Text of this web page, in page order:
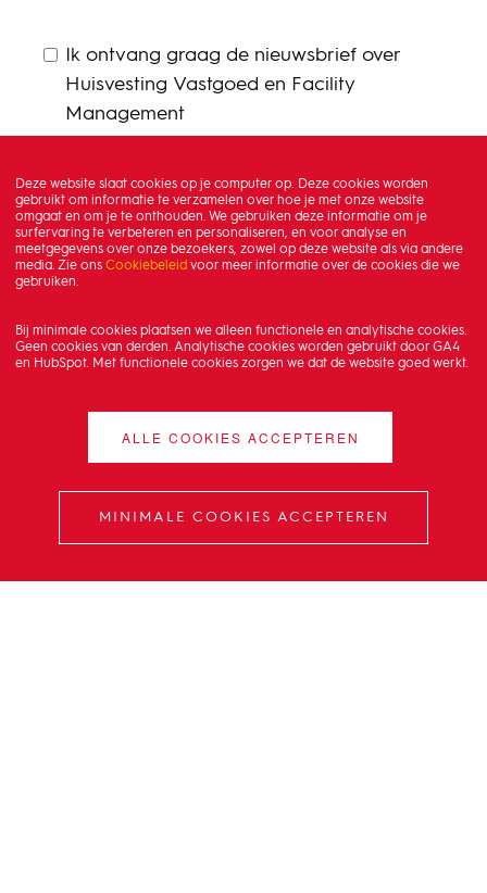
Deze website slaat cookies op je computer op. Deze cookies worden
gebruikt om informatie te verzamelen over hoe je met onze website
omgaat en om je te onthouden. We gebruiken deze informatie om je
surfervaring te verbeteren en personaliseren, en voor analyse en
meetgegevens over onze bezoekers, zowel op deze website als via andere
media. Zie ons Cookiebeleid voor meer informatie over de cookies die we
gebruiken.
Bij minimale cookies plaatsen we alleen functionele en analytische cookies.
Geen cookies van derden. Analytische cookies worden gebruikt door GA4
en HubSpot. Met functionele cookies zorgen we dat de website goed werkt.
ALLE COOKIES ACCEPTEREN
MINIMALE COOKIES ACCEPTEREN
Ik ontvang graag de nieuwsbrief over
Huisvesting Vastgoed en Facility
Management